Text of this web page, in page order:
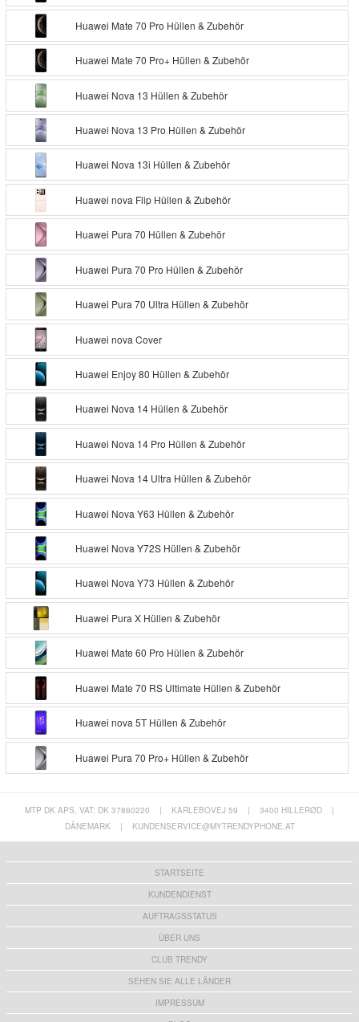
Huawei Mate 70 Pro Hüllen & Zubehör
Huawei Mate 70 Pro+ Hüllen & Zubehör
Huawei Nova 13 Hüllen & Zubehör
Huawei Nova 13 Pro Hüllen & Zubehör
Huawei Nova 13i Hüllen & Zubehör
Huawei nova Flip Hüllen & Zubehör
Huawei Pura 70 Hüllen & Zubehör
Huawei Pura 70 Pro Hüllen & Zubehör
Huawei Pura 70 Ultra Hüllen & Zubehör
Huawei nova Cover
Huawei Enjoy 80 Hüllen & Zubehör
Huawei Nova 14 Hüllen & Zubehör
Huawei Nova 14 Pro Hüllen & Zubehör
Huawei Nova 14 Ultra Hüllen & Zubehör
Huawei Nova Y63 Hüllen & Zubehör
Huawei Nova Y72S Hüllen & Zubehör
Huawei Nova Y73 Hüllen & Zubehör
Huawei Pura X Hüllen & Zubehör
Huawei Mate 60 Pro Hüllen & Zubehör
Huawei Mate 70 RS Ultimate Hüllen & Zubehör
Huawei nova 5T Hüllen & Zubehör
Huawei Pura 70 Pro+ Hüllen & Zubehör
MTP DK APS, VAT: DK 37860220 | KARLEBOVEJ 59 | 3400 HILLERØD
|
DÄNEMARK
| KUNDENSERVICE@MYTRENDYPHONE.AT
STARTSEITE
KUNDENDIENST
AUFTRAGSSTATUS
ÜBER UNS
CLUB TRENDY
SEHEN SIE ALLE LÄNDER
IMPRESSUM